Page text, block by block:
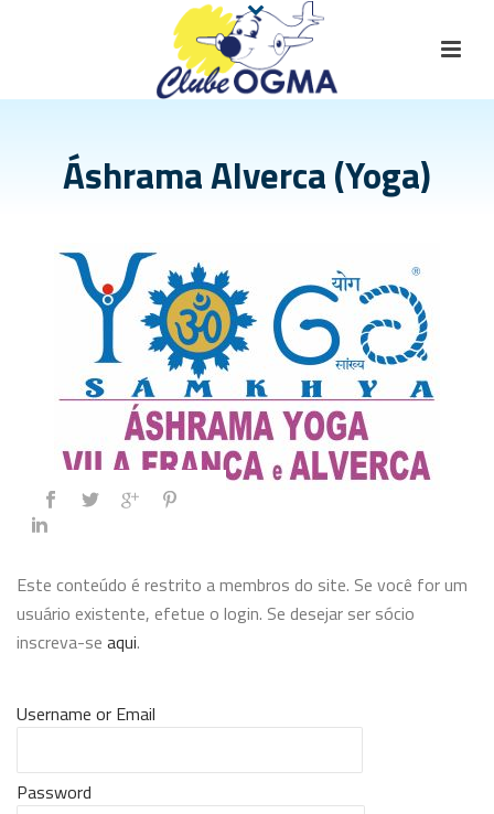
Áshrama Alverca (Yoga)
Este conteúdo é restrito a membros do site. Se você for um
usuário existente, efetue o login. Se desejar ser sócio
inscreva-se aqui.
Username or Email
Password